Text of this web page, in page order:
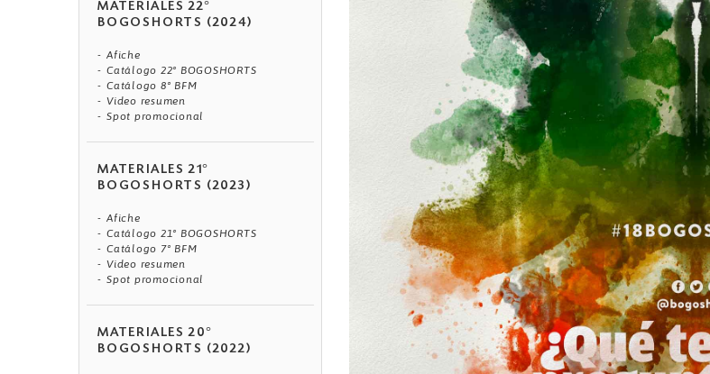
MATERIALES 22°
BOGOSHORTS (2024)
Afiche
Catálogo 22° BOGOSHORTS
Catálogo 8° BFM
Video resumen
Spot promocional
MATERIALES 21°
BOGOSHORTS (2023)
Afiche
Catálogo 21° BOGOSHORTS
Catálogo 7° BFM
Video resumen
Spot promocional
MATERIALES 20°
BOGOSHORTS (2022)